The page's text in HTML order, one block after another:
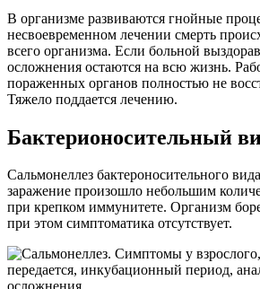
В организме развиваются гнойные
несвоевременном лечении смерть
всего организма. Если больной
осложнения остаются на всю жизнь.
пораженных органов полностью не
Тяжело поддается лечению.
Бактерионосительный
Сальмонеллез бактероносительного
заражение произошло небольшим
при крепком иммунитете. Организм
при этом симптоматика отсутствует.